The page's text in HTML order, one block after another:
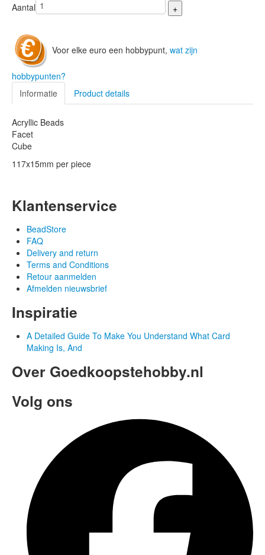
Aantal
Voor elke euro een hobbypunt, wat zijn
hobbypunten?
Informatie
Product details
Acryllic Beads
Facet
Cube
117x15mm per piece
Klantenservice
BeadStore
FAQ
Delivery and return
Terms and Conditions
Retour aanmelden
Afmelden nieuwsbrief
Inspiratie
A Detailed Guide To Make You Understand What Card
Making Is, And
Over Goedkoopstehobby.nl
Volg ons